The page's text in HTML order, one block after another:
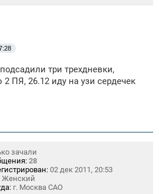
три трехдневки,
2 ПЯ, 26.12 иду на узи сердечек
зачали
28
02 дек 2011, 20:53
Женский
г. Москва САО